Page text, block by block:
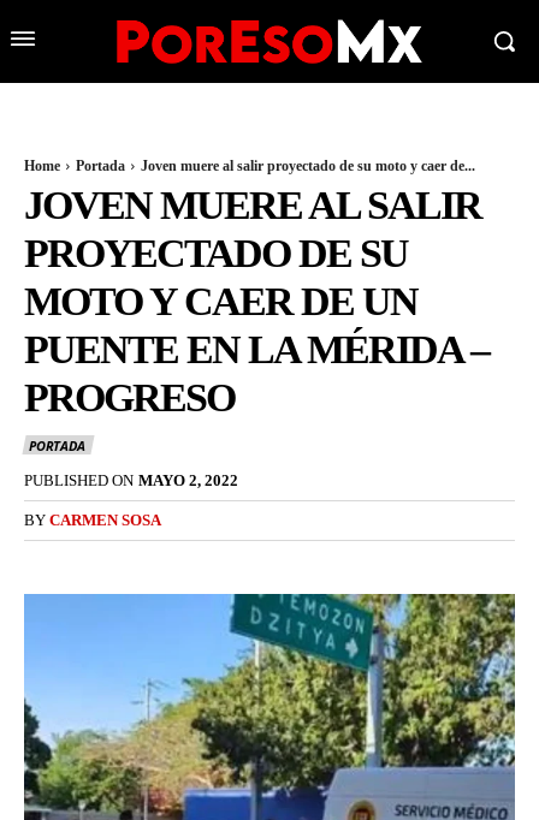
Home Portada Joven muere al salir proyectado de su moto y caer de...
JOVEN MUERE AL SALIR
PROYECTADO DE SU
MOTO Y CAER DE UN
PUENTE EN LA MÉRIDA –
PROGRESO
PORTADA
PUBLISHED ON MAYO 2, 2022
BY CARMEN SOSA